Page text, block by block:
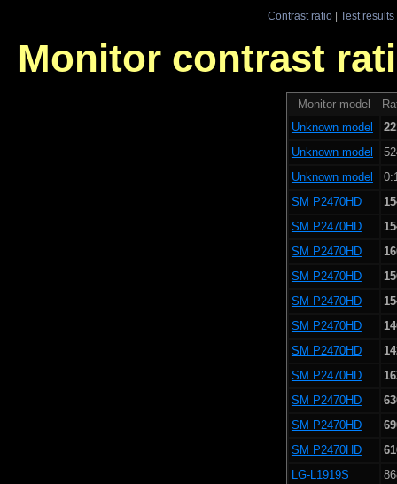
Contrast ratio| Test results
Monitor contrast
Monitor model
Unknown model
Unknown model
Unknown model
SM P2470HD
SM P2470HD
SM P2470HD
SM P2470HD
SM P2470HD
SM P2470HD
SM P2470HD
SM P2470HD
SM P2470HD
SM P2470HD
SM P2470HD
LG-L1919S